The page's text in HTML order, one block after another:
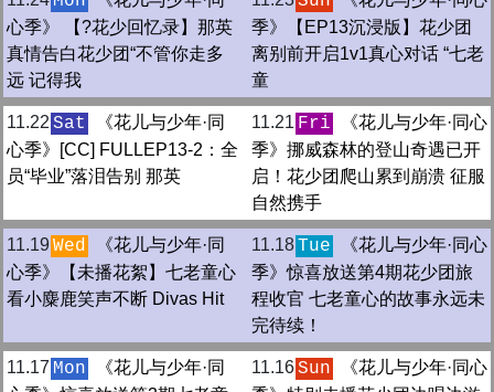
心季》 【?花少回忆录】那英
真情告白花少团“不管你走多
远 记得我
季》【EP13沉浸版】花少团
离别前开启1v1真心对话 “七老
童
11.22 Sat
《花儿与少年·同
心季》[CC] FULLEP13-2：全
员“毕业”落泪告别 那英
11.21 Fri
《花儿与少年·同心
季》挪威森林的登山奇遇已开
启！花少团爬山累到崩溃 征服
自然携手
11.19Wed
《花儿与少年·同
心季》【未播花絮】七老童心
看小麋鹿笑声不断 Divas Hit
11.18Tue
《花儿与少年·同心
季》惊喜放送第4期花少团旅
程收官 七老童心的故事永远未
完待续！
11.17 Mon
《花儿与少年·同
11.16Sun
《花儿与少年·同心